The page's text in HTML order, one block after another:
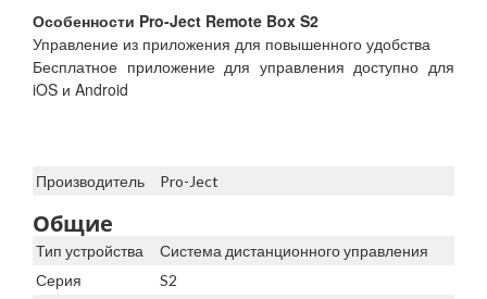
Особенности Pro-Ject Remote Box S2
Управление из приложения для повышенного удобства
Бесплатное приложение для управления доступно для
iOS и Android
Производитель Pro-Ject
Общие
Тип устройства
Система дистанционного управления
Серия
S2